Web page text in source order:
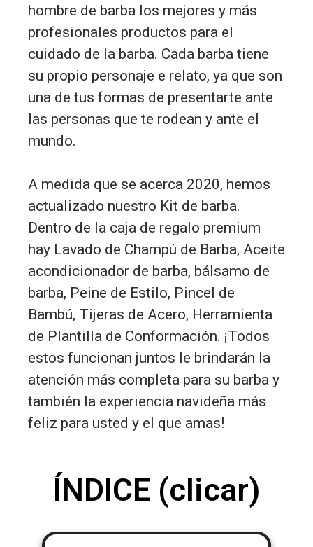
hombre de barba los mejores y más
profesionales productos para el
cuidado de la barba. Cada barba tiene
su propio personaje e relato, ya que son
una de tus formas de presentarte ante
las personas que te rodean y ante el
mundo.
A medida que se acerca 2020, hemos
actualizado nuestro Kit de barba.
Dentro de la caja de regalo premium
hay Lavado de Champú de Barba, Aceite
acondicionador de barba, bálsamo de
barba, Peine de Estilo, Pincel de
Bambú, Tijeras de Acero, Herramienta
de Plantilla de Conformación. ¡Todos
estos funcionan juntos le brindarán la
atención más completa para su barba y
también la experiencia navideña más
feliz para usted y el que amas!
ÍNDICE (clicar)